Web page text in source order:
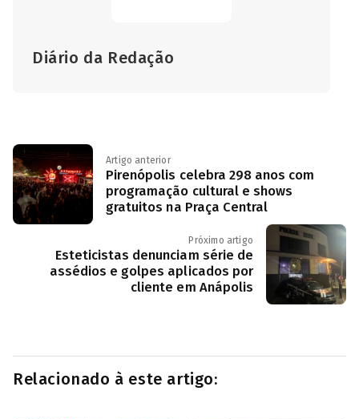
Diário da Redação
Artigo anterior
Pirenópolis celebra 298 anos com
programação cultural e shows
gratuitos na Praça Central
Próximo artigo
Esteticistas denunciam série de
assédios e golpes aplicados por
cliente em Anápolis
Relacionado à este artigo: